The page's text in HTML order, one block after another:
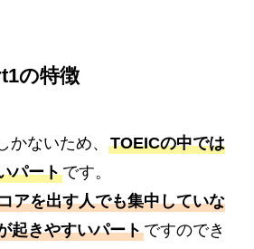
の特徴
かないため、 TOEICの中では
パートです。
アを出す人でも集中していな
起きやすいパートですのでき